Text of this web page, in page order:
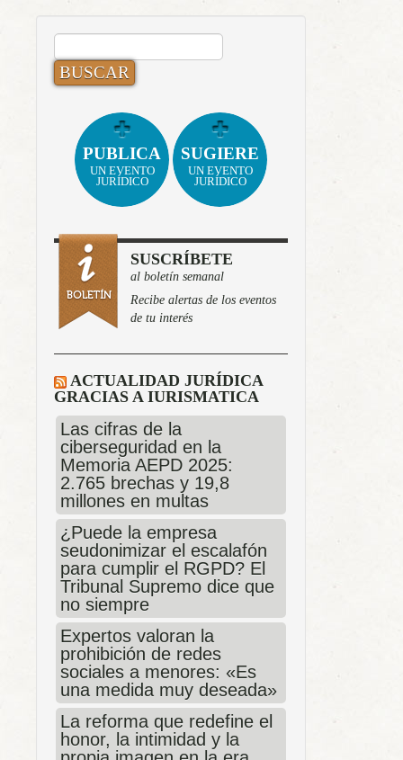
BUSCAR:
PUBLICA
UN EVENTO
JURÍDICO
SUGIERE
UN EVENTO
JURÍDICO
SUSCRÍBETE
al boletín semanal
Recibe alertas de los eventos
de tu interés
ACTUALIDAD JURÍDICA
GRACIAS A IURISMATICA
Las cifras de la
ciberseguridad en la
Memoria AEPD 2025:
2.765 brechas y 19,8
millones en multas
¿Puede la empresa
seudonimizar el escalafón
para cumplir el RGPD? El
Tribunal Supremo dice que
no siempre
Expertos valoran la
prohibición de redes
sociales a menores: «Es
una medida muy deseada»
La reforma que redefine el
honor, la intimidad y la